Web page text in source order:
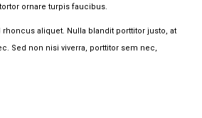
ornare turpis faucibus.
aliquet. Nulla blandit porttitor justo, at
Sed non nisi viverra, porttitor sem nec,